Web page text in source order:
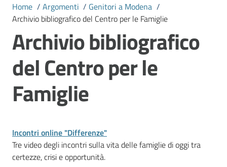
CIVICA
MONET
Amministrazione
Novità
Vivere
Modena
Home / Argomenti / Genitori a Modena /
Archivio bibliografico del Centro per le Famiglie
Archivio bibliografico
del Centro per le
Famiglie
Incontri online "Differenze"
Tre video degli incontri sulla vita delle famiglie di oggi tra
certezze, crisi e opportunità.